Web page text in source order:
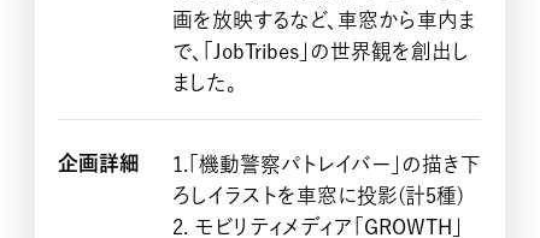
画を放映するなど、車窓から車内ま
で、「JobTribes」の世界観を創出し
ました。
企画詳細
1.「機動警察パトレイバー」の描き下
ろしイラストを車窓に投影(計5種)
2. モビリティメディア「GROWTH」